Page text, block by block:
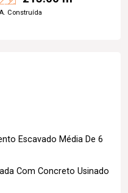
Construída
Escavado Média De 6
Com Concreto Usinado